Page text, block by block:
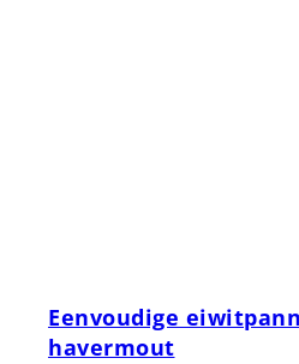
Eenvoudige
havermout